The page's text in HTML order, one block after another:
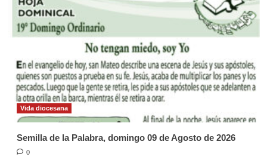
Vida diocesana
Semilla de la Palabra, domingo 09 de Agosto de 2026
0